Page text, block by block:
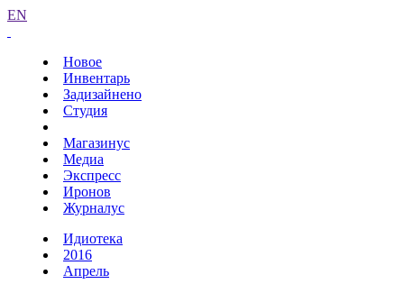
EN
Новое
Инвентарь
Задизайнено
Студия
Магазинус
Медиа
Экспресс
Иронов
Журналус
Идиотека
2016
Апрель